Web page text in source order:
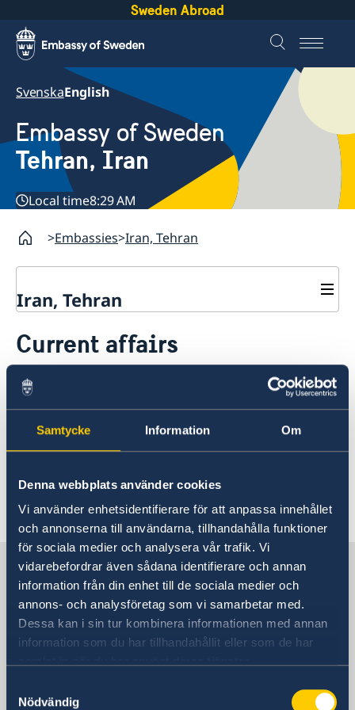
Samtycke Information Om
Denna webbplats använder cookies
Vi använder enhetsidentifierare för att anpassa innehållet
och annonserna till användarna, tillhandahålla funktioner
för sociala medier och analysera vår trafik. Vi
vidarebefordrar även sådana identifierare och annan
information från din enhet till de sociala medier och
annons- och analysföretag som vi samarbetar med.
Dessa kan i sin tur kombinera informationen med annan
information som du har tillhandahållit eller som de har
Nödvändig
Sweden Abroad
SvenskaEnglish
Embassy of Sweden
Tehran, Iran
Local time8:29 AM
Embassies Iran, Tehran
Iran, Tehran
About us
Current affairs
Practical information
It is forbidden to bring mobile phones and
Last updated 30 Sep 2024
Sweden in Iran
Embassy of Sweden in Tehran
Pasdaran Ave.